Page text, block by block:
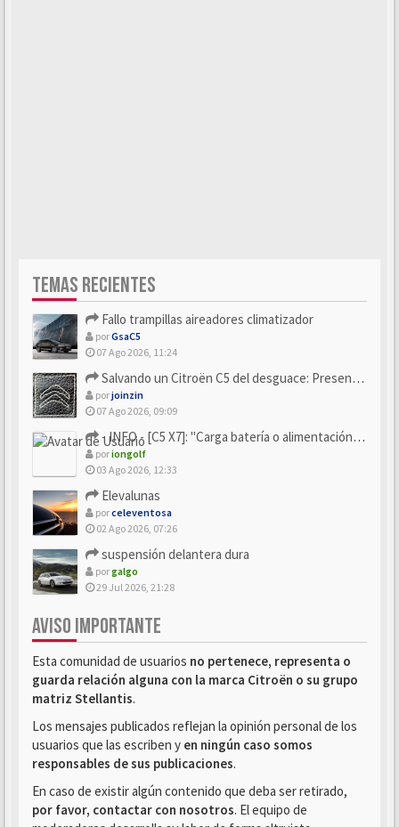
TEMAS RECIENTES
Fallo trampillas aireadores climatizador
porGsaC5
07 Ago 2026, 11:24
Salvando un Citroën C5 del desguace: Presentación y seguimiento
porjoinzin
07 Ago 2026, 09:09
- INFO - [C5 X7]: "Carga batería o alimentación eléctri...
poriongolf
03 Ago 2026, 12:33
Elevalunas
porceleventosa
02 Ago 2026, 07:26
suspensión delantera dura
porgalgo
29 Jul 2026, 21:28
AVISO IMPORTANTE
Esta comunidad de usuarios no pertenece, representa o
guarda relación alguna con la marca Citroën o su grupo
matriz Stellantis.
Los mensajes publicados reflejan la opinión personal de los
usuarios que las escriben y en ningún caso somos
responsables de sus publicaciones.
En caso de existir algún contenido que deba ser retirado,
por favor, contactar con nosotros. El equipo de